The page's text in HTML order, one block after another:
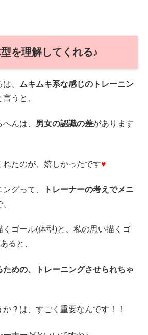
を理解してくれる♪
、 ムキムキ系な感じのトレーニン
うと、
んは、 男女の認識の差があります
れたのが、嬉しかったです♥
グって、
トレーナーの考えでメニ
くゴール(体型)と、私の思い描くゴ
ると、
めの、トレーニングさせられちゃ
？は、すごく重要なんです！！